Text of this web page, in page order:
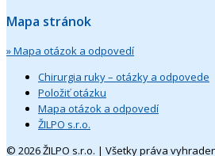
Mapa stránok
» Mapa otázok a odpovedí
Chirurgia ruky – otázky a odpovede
Položiť otázku
Mapa otázok a odpovedí
ŽILPO s.r.o.
© 2026 ŽILPO s.r.o. | Všetky práva